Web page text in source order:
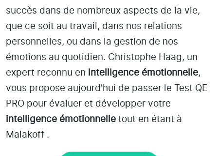
succès dans de nombreux aspects de la vie,
que ce soit au travail, dans nos relations
personnelles, ou dans la gestion de nos
émotions au quotidien. Christophe Haag, un
expert reconnu en intelligence émotionnelle,
vous propose aujourd’hui de passer le Test QE
PRO pour évaluer et développer votre
intelligence émotionnelle tout en étant à
Malakoff .